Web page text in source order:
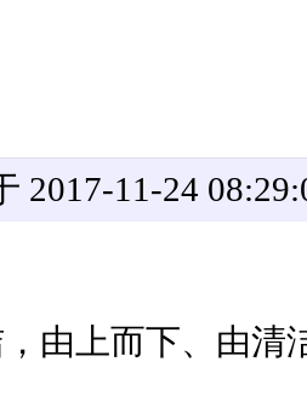
2017-11-24
由上而下、由清